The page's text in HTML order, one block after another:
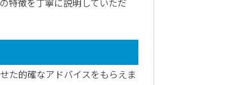
た的確なアドバイスをもらえま